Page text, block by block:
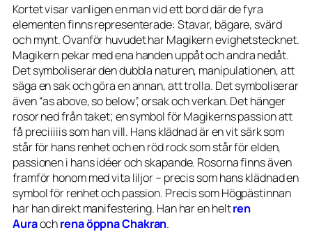
Kortet visar vanligen en man vid ett bord där de fyra
elementen finns representerade: Stavar, bägare, svärd
och mynt. Ovanför huvudet har Magikern evighetstecknet.
Magikern pekar med ena handen uppåt och andra nedåt.
Det symboliserar den dubbla naturen, manipulationen, att
säga en sak och göra en annan, att trolla. Det symboliserar
även “as above, so below”, orsak och verkan. Det hänger
rosor ned från taket; en symbol för Magikerns passion att
få preciiiiis som han vill. Hans klädnad är en vit särk som
står för hans renhet och en röd rock som står för elden,
passionen i hans idéer och skapande. Rosorna finns även
framför honom med vita liljor – precis som hans klädnad en
symbol för renhet och passion. Precis som Högpästinnan
har han direkt manifestering. Han har en heltren
Auraochrena öppna Chakran.